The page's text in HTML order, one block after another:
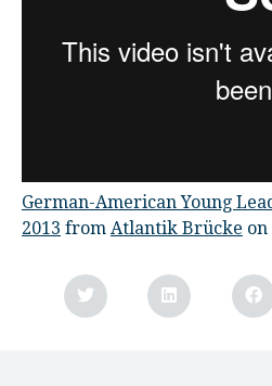
German-American Young
2013 from Atlantik Brücke on